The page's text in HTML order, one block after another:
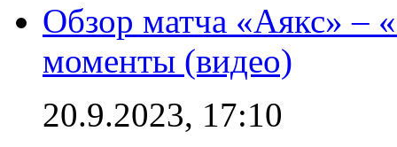
Обзор матча «Аякс» –
моменты (видео)
20.9.2023, 17:10